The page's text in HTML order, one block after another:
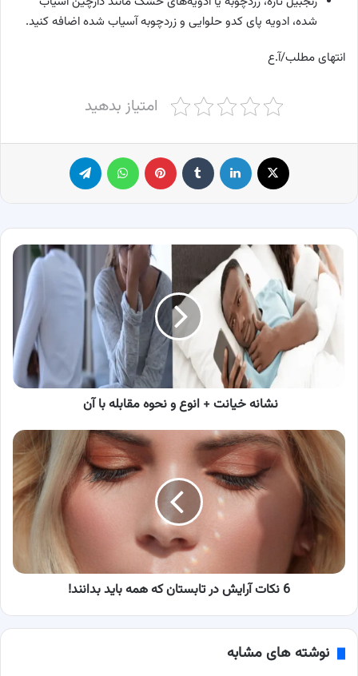
شده، ادویه پای کدو حلوایی و زردچوبه آسیاب شده اضافه کنید.
انتهای مطلب/آ.ع
امتیاز بدهید
لینکدین ‫تامبلر پینترست
نشانه
خیانت
+
نحوه
مقابله
نشانه خیانت + انوع و نحوه مقابله با آن
6
نکات
آرایش
در
تابستان
که
بدانند!
6 نکات آرایش در تابستان که همه باید بدانند!
نوشته های مشابه